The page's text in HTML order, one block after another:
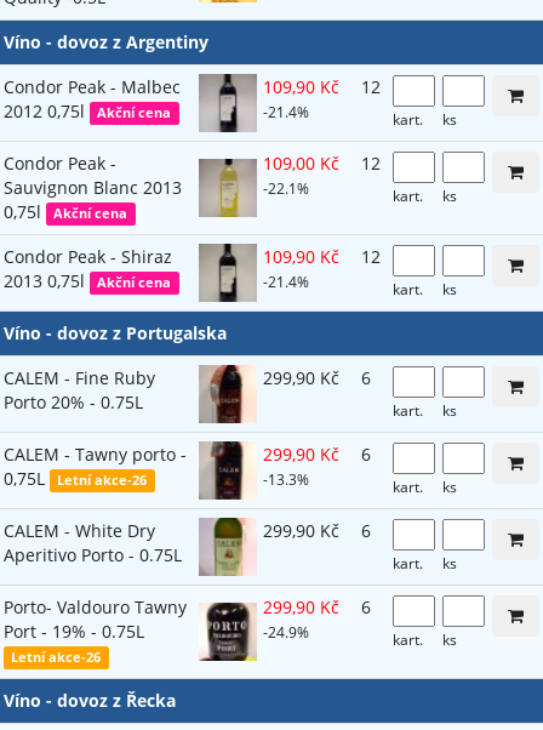
Víno - dovoz z Argentiny
Condor Peak - Malbec
2012 0,75l
Akční cena
109,90 Kč
-21.4%
12
kart. ks
Condor Peak -
Sauvignon Blanc 2013
0,75l
Akční cena
109,00 Kč
-22.1%
12
kart. ks
Condor Peak - Shiraz
2013 0,75l
Akční cena
109,90 Kč
-21.4%
12
kart. ks
Víno - dovoz z Portugalska
CALEM - Fine Ruby
Porto 20% - 0.75L
299,90 Kč 6
kart. ks
CALEM - Tawny porto -
0,75L
Letní akce-26
299,90 Kč
-13.3%
6
kart. ks
CALEM - White Dry
Aperitivo Porto - 0.75L
299,90 Kč 6
kart. ks
Porto- Valdouro Tawny
Port - 19% - 0.75L
Letní akce-26
299,90 Kč
-24.9%
6
kart. ks
Víno - dovoz z Řecka